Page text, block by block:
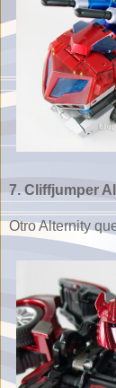
7. Cliffjumper
Otro Alternity